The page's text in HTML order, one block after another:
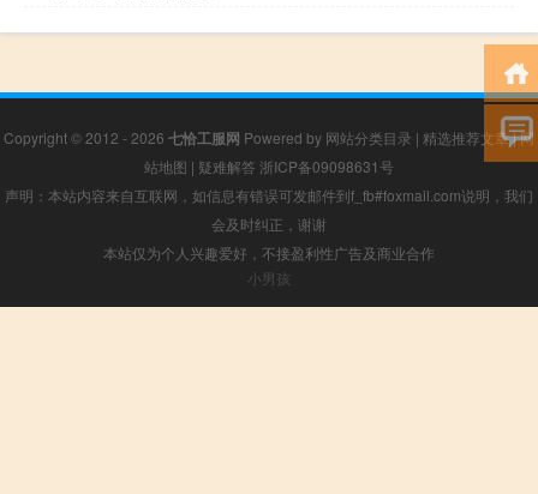
Copyright © 2012 - 2026 七恰工服网 Powered by 网站分类目录 | 精选推荐文章|网
站地图 | 疑难解答 浙ICP备09098631号
声明：本站内容来自互联网，如信息有错误可发邮件到f_fb#foxmail.com说明，我们
会及时纠正，谢谢
本站仅为个人兴趣爱好，不接盈利性广告及商业合作
小男孩